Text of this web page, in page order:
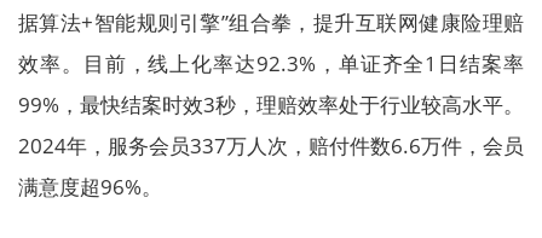
据算法+智能规则引擎”组合拳，提升互联网健康险理赔
效率。目前，线上化率达92.3%，单证齐全1日结案率
99%，最快结案时效3秒，理赔效率处于行业较高水平。
2024年，服务会员337万人次，赔付件数6.6万件，会员
满意度超96%。